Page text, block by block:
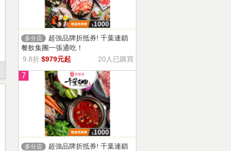
多分店
超強品牌折抵券! 千葉連鎖
餐飲集團一張通吃！
9.8折 $979元起 20人已購買
7
多分店
超強品牌折抵券! 千葉連鎖